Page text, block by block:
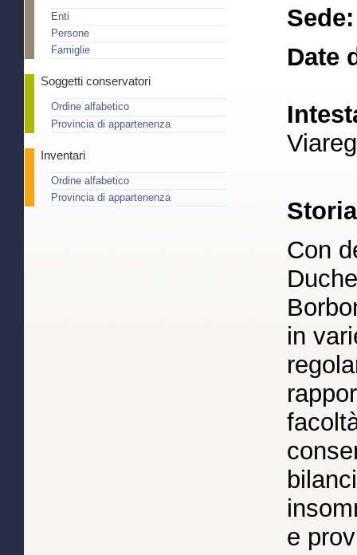
Enti
Persone
Famiglie
Soggetti conservatori
Ordine alfabetico
Provincia di appartenenza
Inventari
Ordine alfabetico
Provincia di appartenenza
Sede:
Date
Con
in
e